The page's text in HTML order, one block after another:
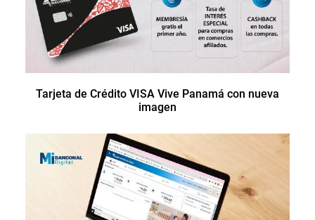
Tarjeta de Crédito VISA Vive Panamá con nueva
imagen